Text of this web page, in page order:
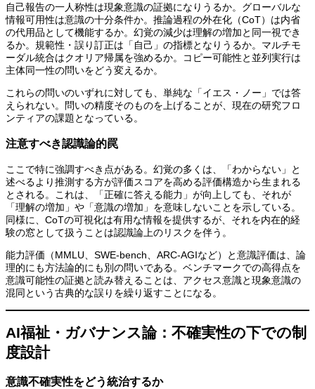
自己報告の一人称性は現象意識の証拠になりうるか。グローバルな
情報可用性は意識の十分条件か。推論過程の外在化（CoT）は内省
の代用品として機能するか。幻覚の減少は理解の増加と同一視でき
るか。規範性・誤り訂正は「自己」の指標となりうるか。マルチモ
ーダル統合はクオリア帰属を強めるか。コピー可能性と並列実行は
主体同一性の問いをどう変えるか。
これらの問いのいずれに対しても、単純な「イエス・ノー」では答
えられない。問いの精度そのものを上げることが、現在の研究フロ
ンティアの課題となっている。
注意すべき認識論的罠
ここで特に強調すべき点がある。幻覚の多くは、「わからない」と
述べるより推測する方が評価スコアを高める評価構造から生まれる
とされる。これは、「正確に答える能力」が向上しても、それが
「理解の増加」や「意識の増加」を意味しないことを示している。
同様に、CoTの可視化は有用な情報を提供するが、それを内在的経
験の窓として扱うことは認識論上のリスクを伴う。
能力評価（MMLU、SWE-bench、ARC-AGIなど）と意識評価は、論
理的にも方法論的にも別の問いである。ベンチマークでの高得点を
意識可能性の証拠と読み替えることは、アクセス意識と現象意識の
混同という古典的な誤りを繰り返すことになる。
AI福祉・ガバナンス論：不確実性の下での制
度設計
意識不確実性をどう統治するか